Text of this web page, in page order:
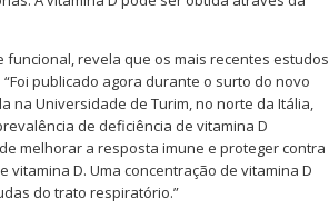
funcional, revela que os mais recentes estudos
publicado agora durante o surto do novo
na Universidade de Turim, no norte da Itália,
de deficiência de vitamina D
melhorar a resposta imune e proteger contra
D. Uma concentração de vitamina D
do trato respiratório.”